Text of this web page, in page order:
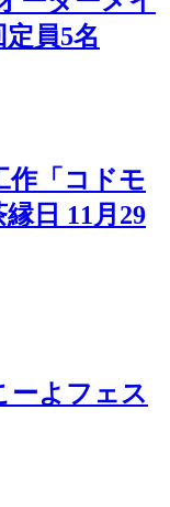
定員5名
作「コドモ
日 11月29
ーよフェス